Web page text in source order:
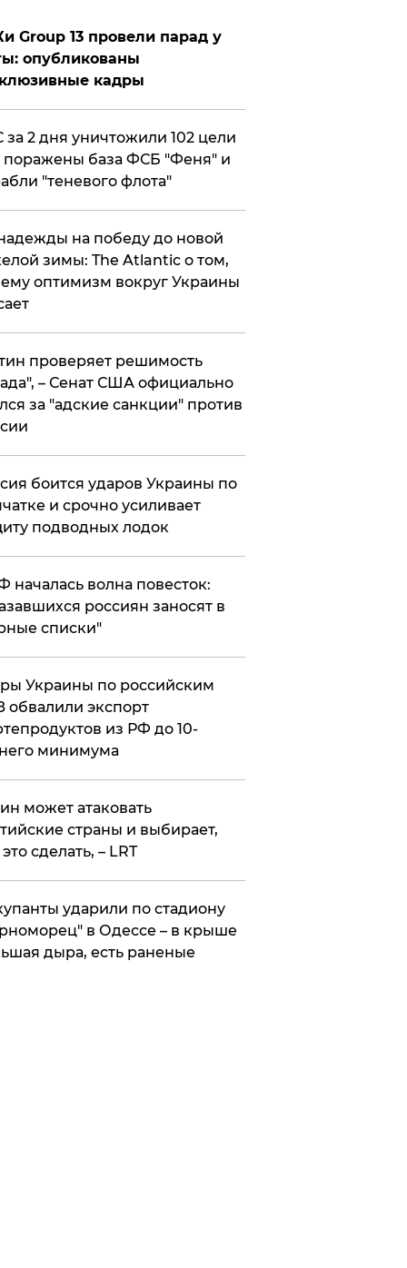
Group 13 провели парад у
опубликованы
кадры
за 2 дня уничтожили 102 цели
база ФСБ "Феня" и
"теневого флота"
на победу до новой
зимы: The Atlantic о том,
оптимизм вокруг Украины
проверяет решимость
– Сенат США официально
за "адские санкции" против
боится ударов Украины по
и срочно усиливает
подводных лодок
началась волна повесток:
россиян заносят в
списки"
Украины по российским
обвалили экспорт
из РФ до 10-
минимума
может атаковать
страны и выбирает,
сделать, – LRT
ударили по стадиону
в Одессе – в крыше
дыра, есть раненые